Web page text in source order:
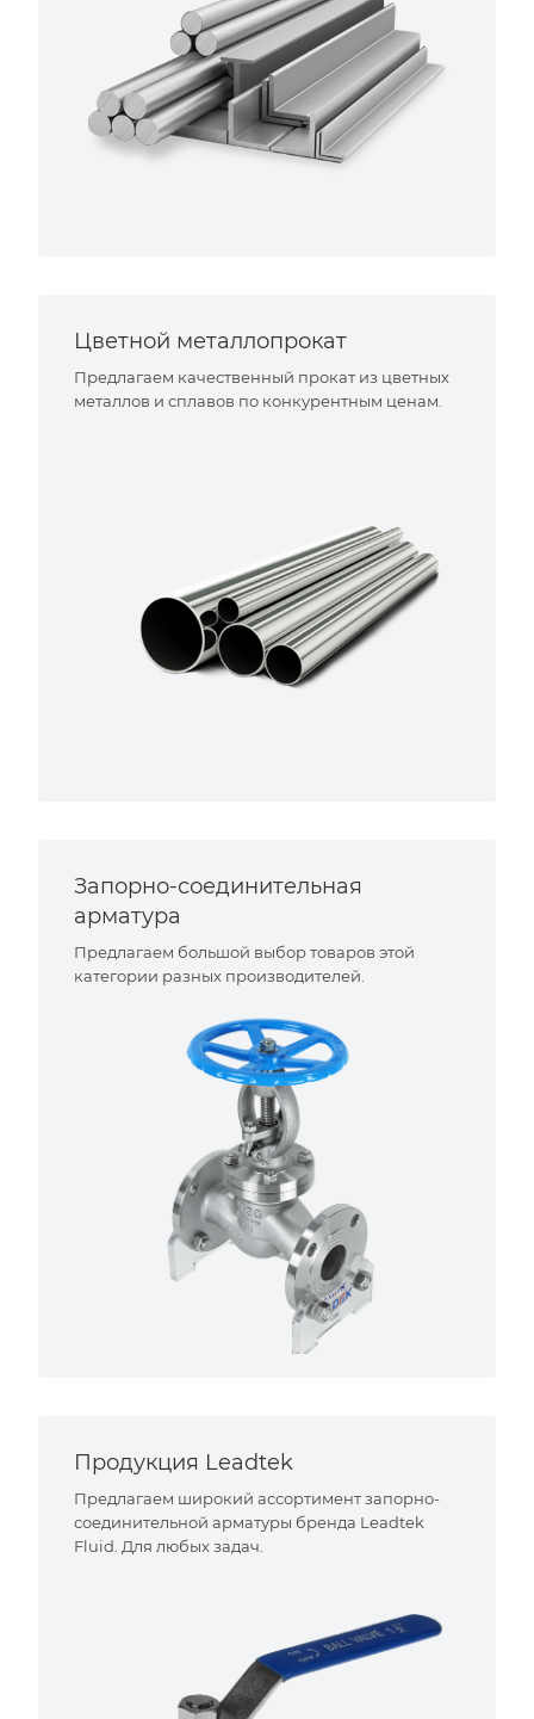
Цветной металлопрокат
Предлагаем качественный прокат из цветных
металлов и сплавов по конкурентным ценам.
Запорно-соединительная
арматура
Предлагаем большой выбор товаров этой
категории разных производителей.
Продукция Leadtek
Предлагаем широкий ассортимент запорно-
соединительной арматуры бренда Leadtek
Fluid. Для любых задач.